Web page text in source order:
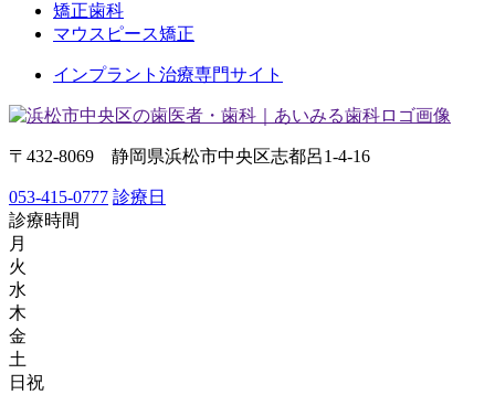
矯正歯科
マウスピース矯正
インプラント治療専門サイト
〒432-8069 静岡県浜松市中央区志都呂1-4-16
053-415-0777 診療日
診療時間
月
火
水
木
金
土
日祝